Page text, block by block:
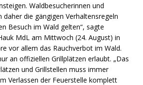
Waldbesucherinnen und
daher die gängigen Verhaltensregeln
Besuch im Wald gelten“, sagte
MdL am Mittwoch (24. August) in
vor allem das Rauchverbot im Wald.
an offiziellen Grillplätzen erlaubt. „Das
und Grillstellen muss immer
Verlassen der Feuerstelle komplett